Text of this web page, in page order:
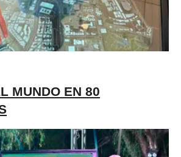
MUNDO EN 80